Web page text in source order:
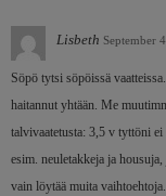
Lisbeth September
Söpö tytsi söpöissä
haitannut yhtään. Me
talvivaatetusta: 3,5 v tyttöni
esim. neuletakkeja ja
vain löytää muita